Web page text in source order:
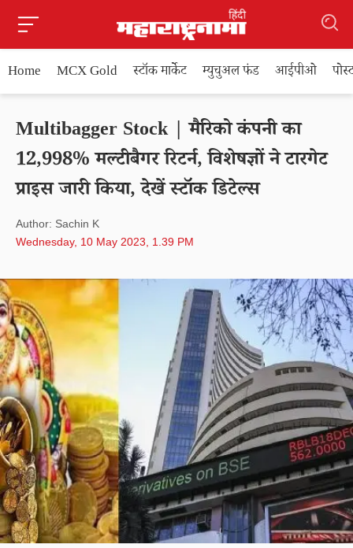
Home MCX Gold स्टॉक मार्केट म्युचुअल फंड आईपीओ
Multibagger Stock | मैरिको कंपनी का
12,998% मल्टीबैगर रिटर्न, विशेषज्ञों ने टारगेट
प्राइस जारी किया, देखें स्टॉक डिटेल्स
Author: Sachin K
Wednesday, 10 May 2023, 1.39 PM